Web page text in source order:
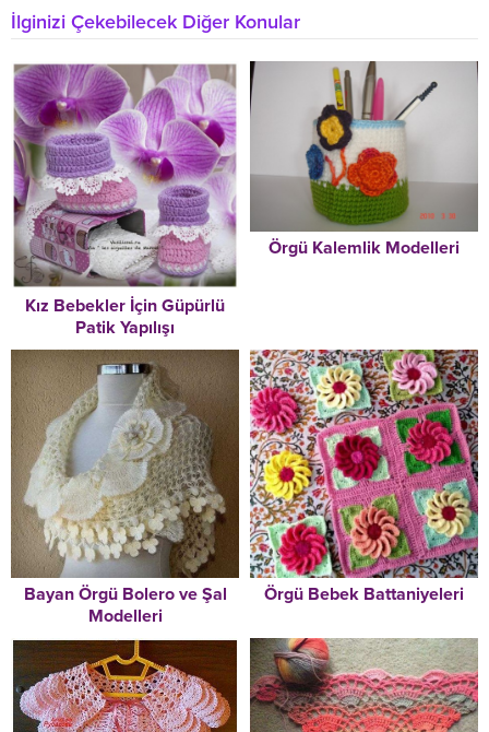
İlginizi Çekebilecek Diğer Konular
Kız Bebekler İçin Güpürlü
Patik Yapılışı
Örgü Kalemlik Modelleri
Bayan Örgü Bolero ve Şal
Modelleri
Örgü Bebek Battaniyeleri